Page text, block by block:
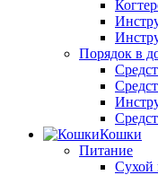
Порядок в
Кошки
Питание
Сухой